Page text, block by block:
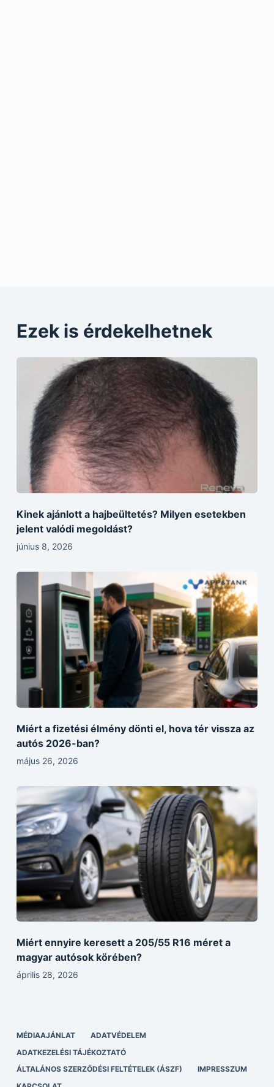
Ezek is érdekelhetnek
Kinek ajánlott a hajbeültetés? Milyen esetekben
jelent valódi megoldást?
június 8, 2026
Miért a fizetési élmény dönti el, hova tér vissza az
autós 2026-ban?
május 26, 2026
Miért ennyire keresett a 205/55 R16 méret a
magyar autósok körében?
április 28, 2026
MÉDIAAJÁNLAT
ADATVÉDELEM
ADATKEZELÉSI TÁJÉKOZTATÓ
ÁLTALÁNOS SZERZŐDÉSI FELTÉTELEK (ÁSZF)
IMPRESSZUM